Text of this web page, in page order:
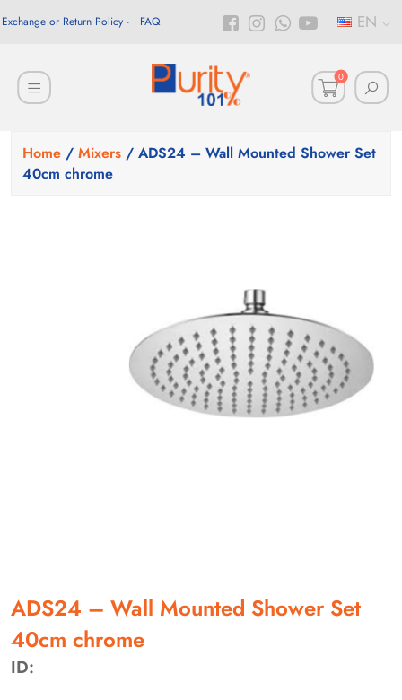
EN
Exchange or Return Policy FAQ
0
Home / Mixers / ADS24 – Wall Mounted Shower Set
40cm chrome
ADS24 – Wall Mounted Shower Set
40cm chrome
ID: